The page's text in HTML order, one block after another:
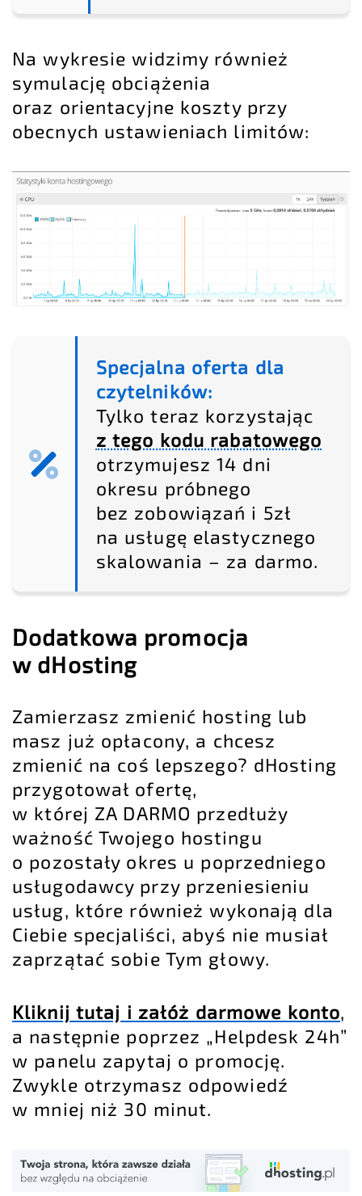
Na wykresie widzimy również
symulację obciążenia
oraz orientacyjne koszty przy
obecnych ustawieniach limitów:
Specjalna oferta dla
czytelników:
Tylko teraz korzystając
z tego kodu rabatowego
otrzymujesz 14 dni
okresu próbnego
bez zobowiązań i 5zł
na usługę elastycznego
skalowania – za darmo.
Dodatkowa promocja
w dHosting
Zamierzasz zmienić hosting lub
masz już opłacony, a chcesz
zmienić na coś lepszego? dHosting
przygotował ofertę,
w której ZA DARMO przedłuży
ważność Twojego hostingu
o pozostały okres u poprzedniego
usługodawcy przy przeniesieniu
usług, które również wykonają dla
Ciebie specjaliści, abyś nie musiał
zaprzątać sobie Tym głowy.
Kliknij tutaj i załóż darmowe konto,
a następnie poprzez „Helpdesk 24h”
w panelu zapytaj o promocję.
Zwykle otrzymasz odpowiedź
w mniej niż 30 minut.